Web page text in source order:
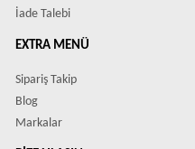
İade Talebi
EXTRA MENÜ
Sipariş Takip
Blog
Markalar